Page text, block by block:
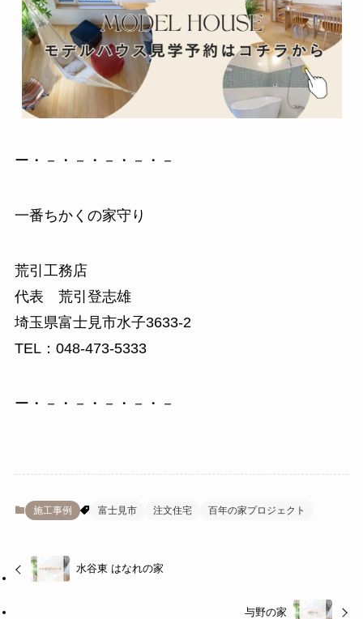
ー・－・－・－・－・－
一番ちかくの家守り
荒引工務店
代表 荒引登志雄
埼玉県富士見市水子3633-2
TEL：048-473-5333
ー・－・－・－・－・－
施工事例 富士見市 注文住宅 百年の家プロジェクト
水谷東 はなれの家
与野の家